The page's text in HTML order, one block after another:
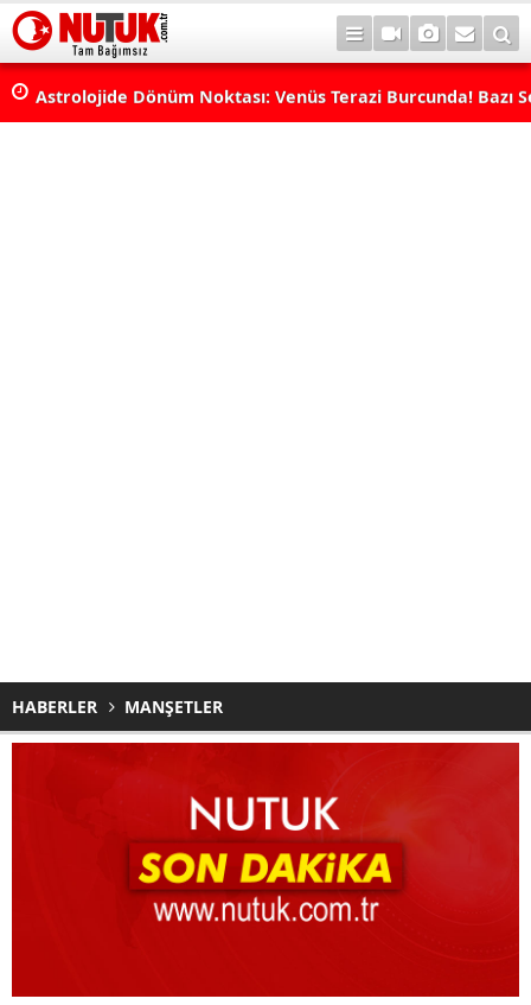
Astrolojide Dönüm Noktası: Venüs Terazi Burcunda! Bazı
HABERLER MANŞETLER